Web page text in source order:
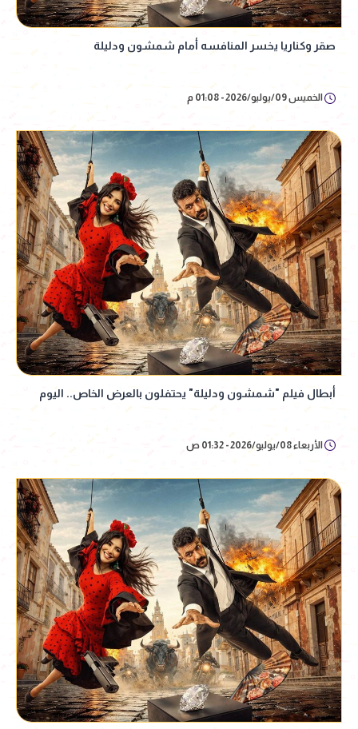
صقر وكناريا يخسر المنافسه أمام شمشون ودليلة
الخميس 09/يوليو/2026 - 01:08 م
أبطال فيلم "شمشون ودليلة" يحتفلون بالعرض الخاص.. اليوم
الأربعاء 08/يوليو/2026 - 01:32 ص